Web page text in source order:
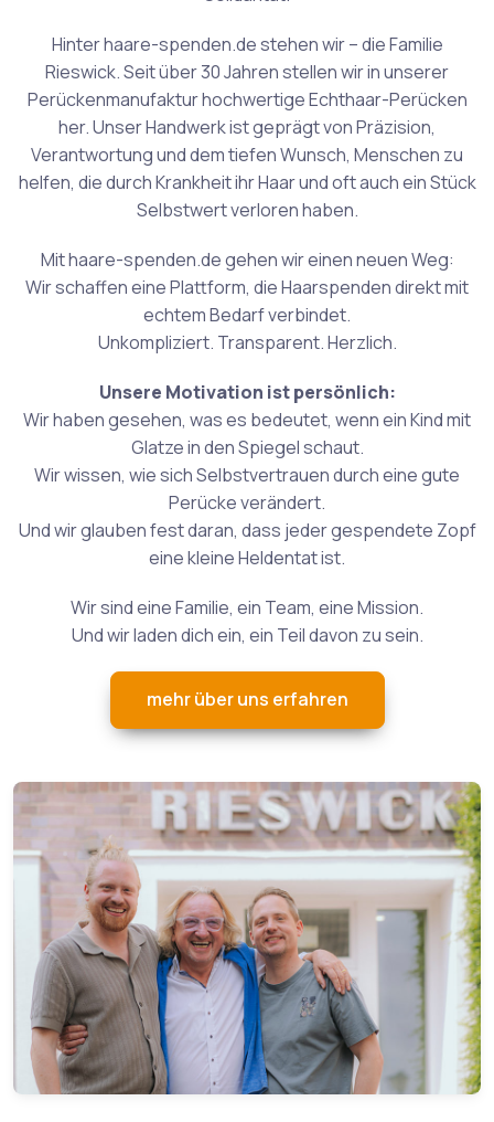
Hinter haare-spenden.de stehen wir – die Familie
Rieswick. Seit über 30 Jahren stellen wir in unserer
Perückenmanufaktur hochwertige Echthaar-Perücken
her. Unser Handwerk ist geprägt von Präzision,
Verantwortung und dem tiefen Wunsch, Menschen zu
helfen, die durch Krankheit ihr Haar und oft auch ein Stück
Selbstwert verloren haben.
Mit haare-spenden.de gehen wir einen neuen Weg:
Wir schaffen eine Plattform, die Haarspenden direkt mit
echtem Bedarf verbindet.
Unkompliziert. Transparent. Herzlich.
Unsere Motivation ist persönlich:
Wir haben gesehen, was es bedeutet, wenn ein Kind mit
Glatze in den Spiegel schaut.
Wir wissen, wie sich Selbstvertrauen durch eine gute
Perücke verändert.
Und wir glauben fest daran, dass jeder gespendete Zopf
eine kleine Heldentat ist.
Wir sind eine Familie, ein Team, eine Mission.
Und wir laden dich ein, ein Teil davon zu sein.
mehr über uns erfahren